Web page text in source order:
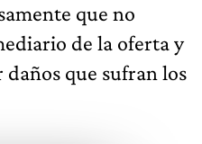
que no
de la oferta y
que sufran los